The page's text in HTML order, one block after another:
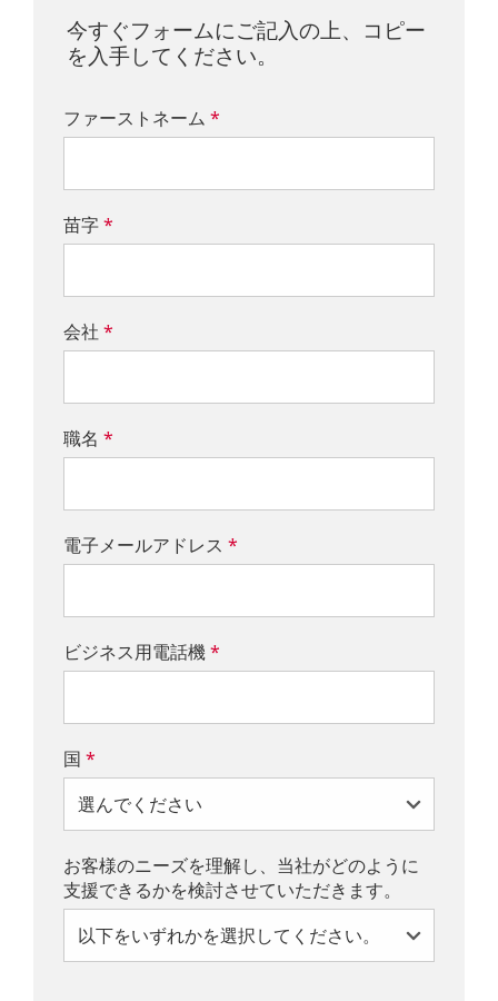
今すぐフォームにご記入の上、コピー
を入手してください。
ファーストネーム *
苗字*
会社 *
職名 *
電子メールアドレス *
ビジネス用電話機*
国 *
お客様のニーズを理解し、当社がどのように
支援できるかを検討させていただきます。